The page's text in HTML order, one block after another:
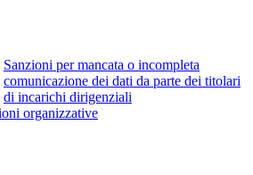
Sanzioni per mancata o incompleta
comunicazione dei dati da parte dei titolari
di incarichi dirigenziali
organizzative